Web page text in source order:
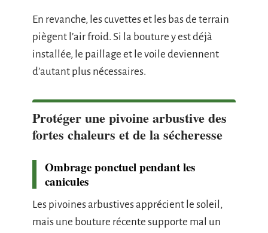
En revanche, les cuvettes et les bas de terrain
piègent l’air froid. Si la bouture y est déjà
installée, le paillage et le voile deviennent
d’autant plus nécessaires.
Protéger une pivoine arbustive des
fortes chaleurs et de la sécheresse
Ombrage ponctuel pendant les
canicules
Les pivoines arbustives apprécient le soleil,
mais une bouture récente supporte mal un